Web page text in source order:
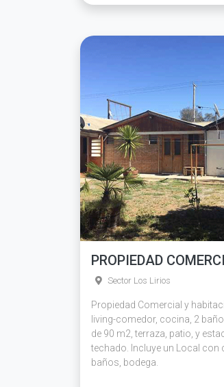
PROPIEDAD
Sector Los Lirios
Propiedad Comercial y
living-comedor, cocina, 2
de 90 m2, terraza, patio, y
techado. Incluye un Local con
baños, bodega.